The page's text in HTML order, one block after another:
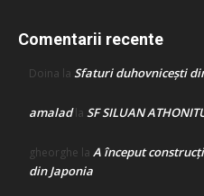
Comentarii recente
Doina la Sfaturi duhovnicești
amaladla SF SILUAN
gheorghe la A început
din Japonia